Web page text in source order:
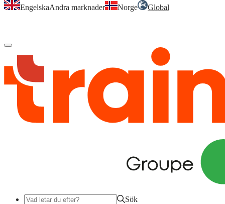
EngelskaAndra marknader Norge
Global
Sök